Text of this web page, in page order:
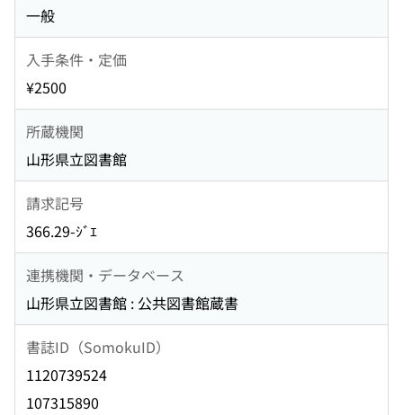
一般
入手条件・定価
¥2500
所蔵機関
山形県立図書館
請求記号
366.29-ｼﾞｴ
連携機関・データベース
山形県立図書館 : 公共図書館蔵書
書誌ID（SomokuID）
1120739524
107315890